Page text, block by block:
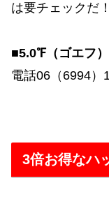
は要チェックだ！
■5.0℉（ゴエフ）
電話06（6994）
3倍お得なハ